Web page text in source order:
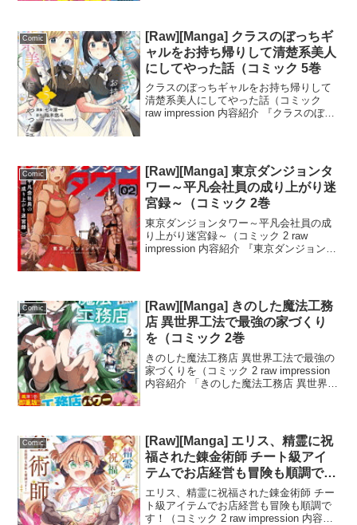
ナリ...
Comic
[Raw][Manga] クラスのぼっちギ
ャルをお持ち帰りして清楚系美人
にしてやった話（コミック 5巻
クラスのぼっちギャルをお持ち帰りして
清楚系美人にしてやった話（コミック
raw impression 内容紹介 『クラスのぼっ
Comic
[Raw][Manga] 東京ダンジョンタ
ワー～平凡会社員の成り上がり迷
宮録～（コミック 2巻
東京ダンジョンタワー～平凡会社員の成
り上がり迷宮録～（コミック 2 raw
impression 内容紹介 『東京ダンジョンタ
れる物...
Comic
[Raw][Manga] きのした魔法工務
店 異世界工法で最強の家づくり
を（コミック 2巻
きのした魔法工務店 異世界工法で最強の
家づくりを（コミック 2 raw impression
内容紹介 「きのした魔法工務店 異世界工
Comic
[Raw][Manga] エリス、精霊に祝
福された錬金術師 チート級アイ
テムでお店経営も冒険も順調で
す！（コミック 2巻
エリス、精霊に祝福された錬金術師 チー
ト級アイテムでお店経営も冒険も順調で
す！（コミック 2 raw impression 内容紹